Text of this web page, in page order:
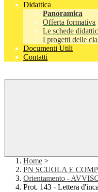
Didattica
Panoramica
Offerta formativa
Le schede
I progetti delle
Documenti Utili
Contatti
Home >
PN SCUOLA E
Orientamento -
Prot. 143 - Lettera